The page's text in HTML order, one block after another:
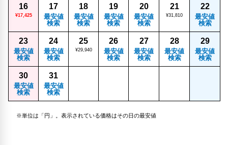
16
¥17,425
17
最安値
検索
18
最安値
検索
19
最安値
検索
20
最安値
検索
21
¥31,810
22
最安値
検索
23
最安値
検索
24
最安値
検索
25
¥29,940
26
最安値
検索
27
最安値
検索
28
最安値
検索
29
最安値
検索
30
最安値
検索
31
最安値
検索
※単位は「円」。表示されている価格はその日の最安値